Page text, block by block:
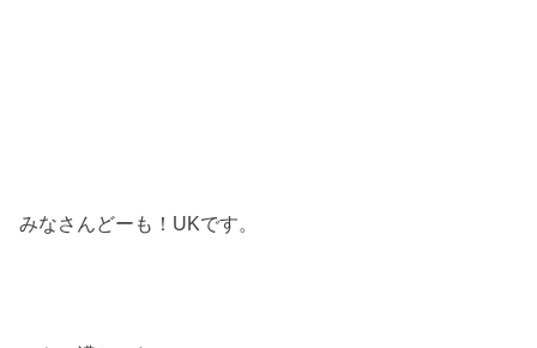
みなさんどーも！UKです。